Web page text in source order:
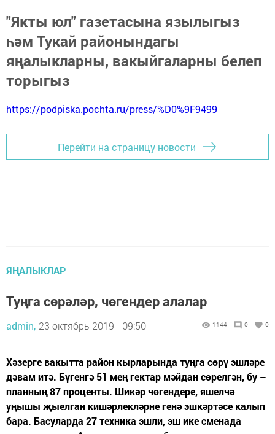
"Якты юл" газетасына язылыгыз
һәм Тукай районындагы
яңалыкларны, вакыйгаларны белеп
торыгыз
https://podpiska.pochta.ru/press/%D0%9F9499
Перейти на страницу новости
ЯҢАЛЫКЛАР
Туңга сөрәләр, чөгендер алалар
admin, 23 октябрь 2019 - 09:50 1144 0 0
Хәзерге вакытта район кырларында туңга сөрү эшләре
дәвам итә. Бүгенгә 51 мең гектар мәйдан сөрелгән, бу –
планның 87 проценты. Шикәр чөгендере, яшелчә
уңышы җыелган кишәрлекләрне генә эшкәртәсе калып
бара. Басуларда 27 техника эшли, эш ике сменада